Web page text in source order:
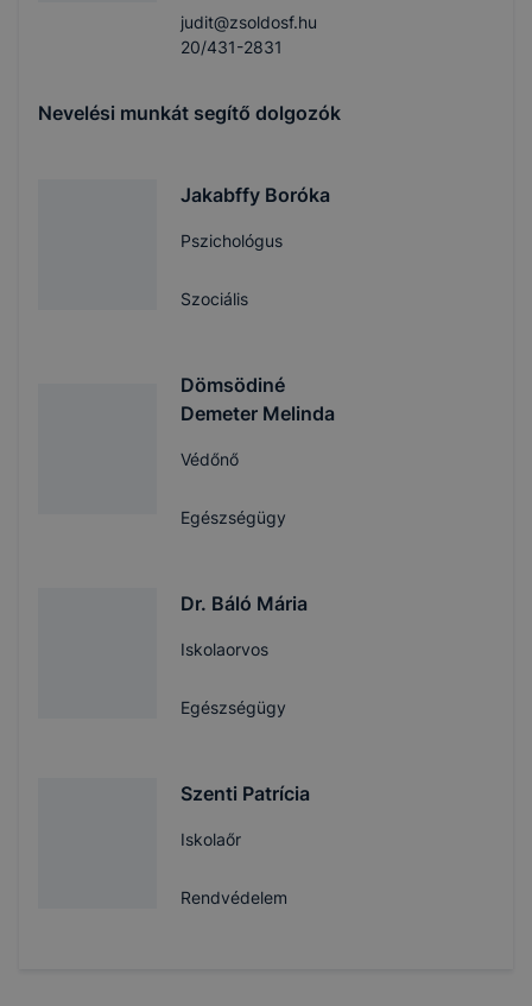
judit@zsoldosf.hu
20/431-2831
Nevelési munkát segítő dolgozók
Jakabffy Boróka
Pszichológus
Szociális
Dömsödiné
Demeter Melinda
Védőnő
Egészségügy
Dr. Báló Mária
Iskolaorvos
Egészségügy
Szenti Patrícia
Iskolaőr
Rendvédelem